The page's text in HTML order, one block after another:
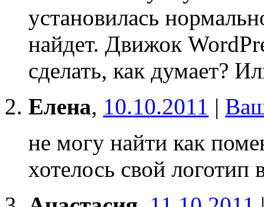
установилась
найдет. Движок
сделать, как думает?
Елена, 10.10.2011 |
не могу найти как
хотелось свой логотип